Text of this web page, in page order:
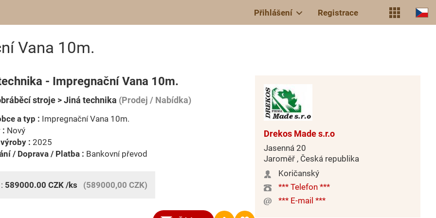
Přihlášení Registrace
Vana 10m.
- Impregnační Vana 10m.
stroje > Jiná technika (Prodej / Nabídka)
a typ : Impregnační Vana 10m.
: Nový
: 2025
/ Doprava / Platba : Bankovní převod
589000.00 CZK /ks (589000,00 CZK)
Drekos Made s.r.o
Jasenná 20
Jaroměř , Česká republika
Koričanský
*** Telefon ***
*** E-mail ***